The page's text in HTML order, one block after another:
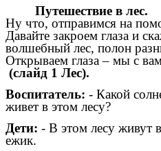
Путешествие в лес.
Ну что, отправимся на
Давайте закроем глаза и
волшебный лес, полон
Открываем глаза – мы с
(слайд 1 Лес).
Воспитатель: - Какой
живет в этом лесу?
Дети: - В этом лесу живут
ежик.